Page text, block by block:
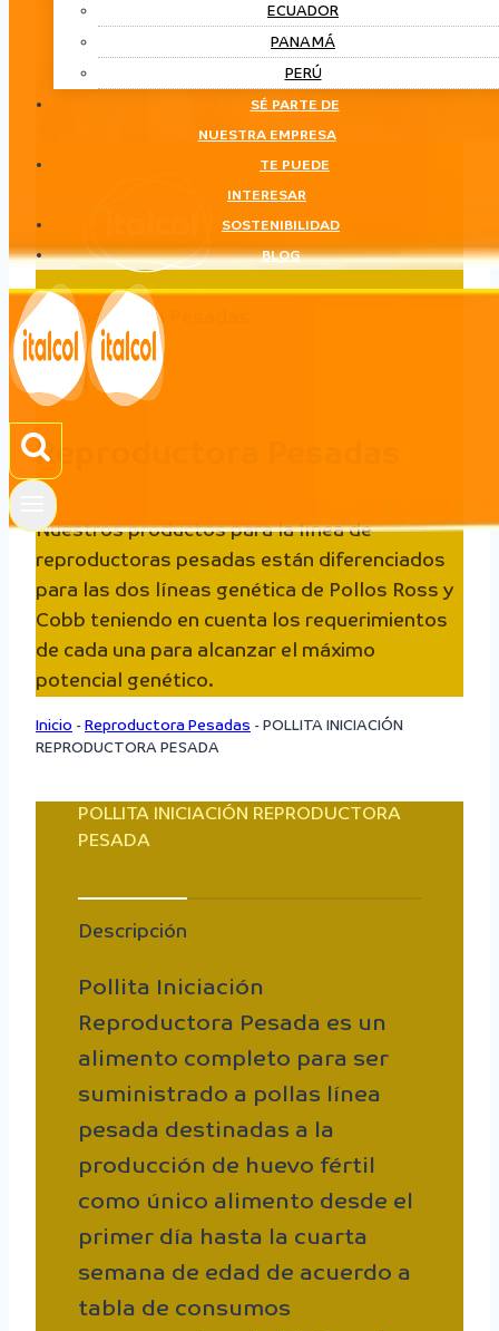
ECUADOR
PANAMÁ
PERÚ
SÉ PARTE DE
NUESTRA EMPRESA
TE PUEDE
INTERESAR
SOSTENIBILIDAD
BLOG
Reproductora Pesadas
LÍNEA
Reproductora Pesadas
Nuestros productos para la línea de
reproductoras pesadas están diferenciados
para las dos líneas genética de Pollos Ross y
Cobb teniendo en cuenta los requerimientos
de cada una para alcanzar el máximo
potencial genético.
Inicio - Reproductora Pesadas - POLLITA INICIACIÓN
REPRODUCTORA PESADA
POLLITA INICIACIÓN REPRODUCTORA
PESADA
Descripción
Pollita Iniciación
Reproductora Pesada es un
alimento completo para ser
suministrado a pollas línea
pesada destinadas a la
producción de huevo fértil
como único alimento desde el
primer día hasta la cuarta
semana de edad de acuerdo a
tabla de consumos